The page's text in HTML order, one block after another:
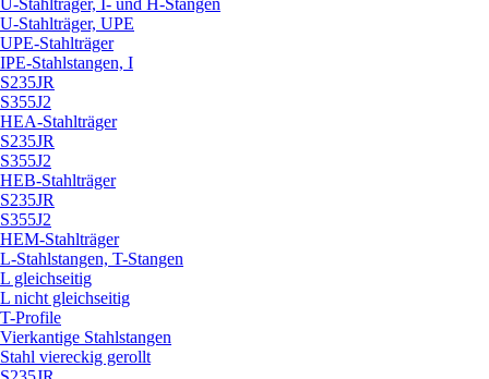
U-Stahlträger, I- und H-Stangen
U-Stahlträger, UPE
UPE-Stahlträger
IPE-Stahlstangen, I
S235JR
S355J2
HEA-Stahlträger
S235JR
S355J2
HEB-Stahlträger
S235JR
S355J2
HEM-Stahlträger
L-Stahlstangen, T-Stangen
L gleichseitig
L nicht gleichseitig
T-Profile
Vierkantige Stahlstangen
Stahl viereckig gerollt